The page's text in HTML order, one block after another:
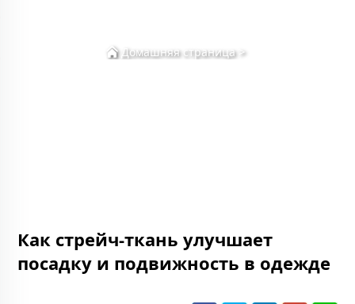
Домашняя страница>
Как стрейч-ткань улучшает
посадку и подвижность в одежде